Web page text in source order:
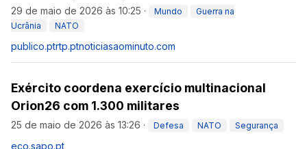
29 de maio de 2026 às 10:25 · Mundo
Guerra na
Ucrânia
NATO
publico.ptrtp.ptnoticiasaominuto.com
Exército coordena exercício multinacional
Orion26 com 1.300 militares
25 de maio de 2026 às 13:26 · Defesa NATO Segurança
eco.sapo.pt